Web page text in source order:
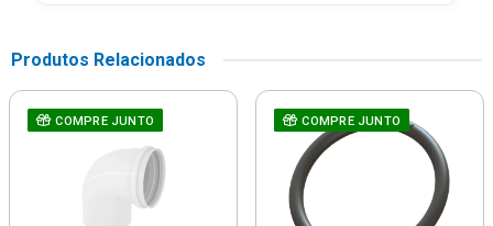
Produtos Relacionados
COMPRE JUNTO COMPRE JUNTO